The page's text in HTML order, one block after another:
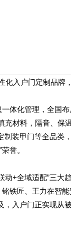
入户门定制品牌
化管理，全国布
充材料，隔音、
装甲门等全品类
誉。
+全域适配”三大
铁匠、王力在智
入户门正实现从